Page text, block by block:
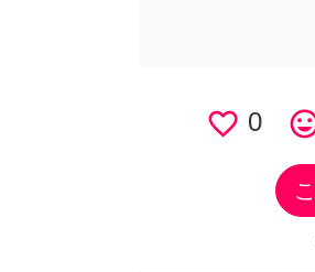
favorite_border 0